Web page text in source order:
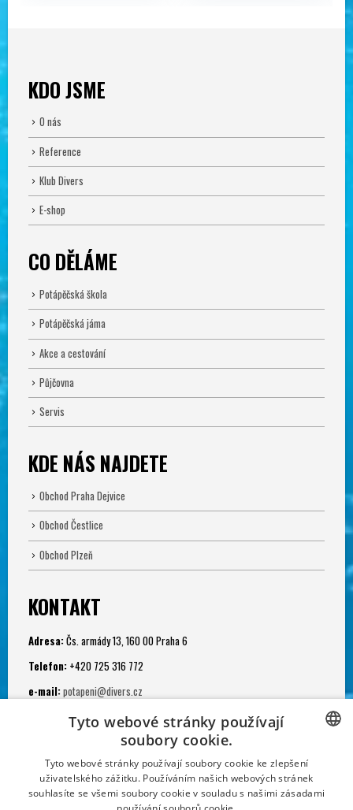
KDO JSME
O nás
Reference
Klub Divers
E-shop
CO DĚLÁME
Potápěčská škola
Potápěčská jáma
Akce a cestování
Půjčovna
Servis
KDE NÁS NAJDETE
Obchod Praha Dejvice
Obchod Čestlice
Obchod Plzeň
KONTAKT
Adresa: Čs. armády 13, 160 00 Praha 6
Telefon: +420 725 316 772
e-mail:potapeni@divers.cz
Otevřeno:
Po - Pá: 11.00 - 19.00
Potápěčská jáma:
Po - Ne: 9.00 - 22.00
CZECH
CZECH
Tyto webové stránky používají
soubory cookie.
Tyto webové stránky používají soubory cookie ke zlepšení
uživatelského zážitku. Používáním našich webových stránek
souhlasíte se všemi soubory cookie v souladu s našimi zásadami